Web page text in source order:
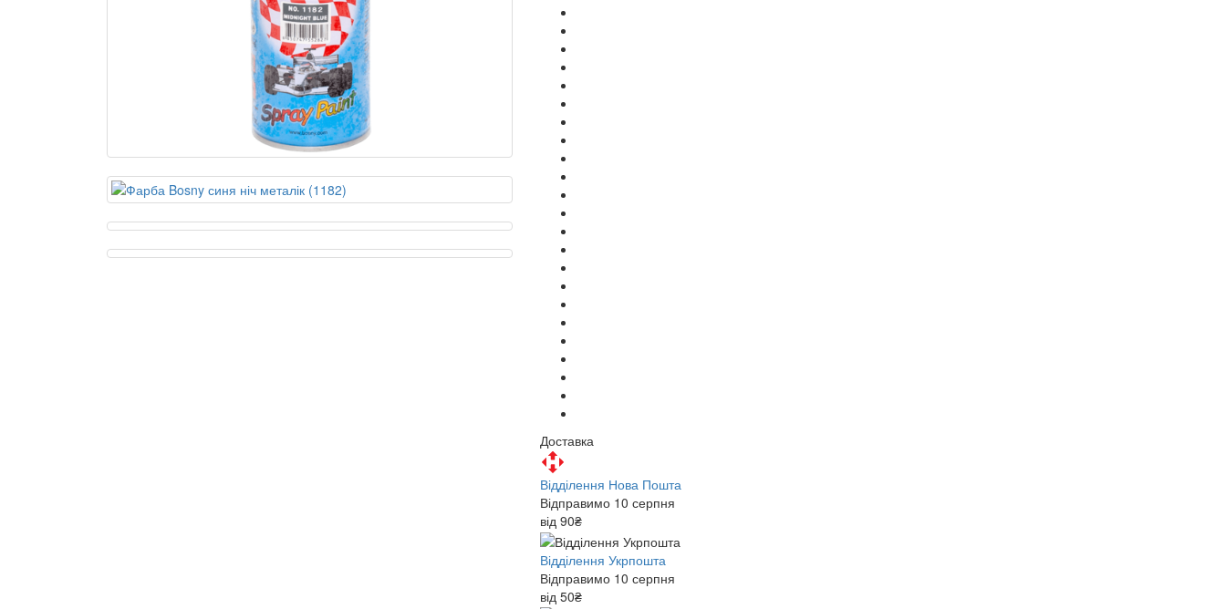
Доставка
Відділення Нова Пошта
Відправимо 10 серпня
від 90₴
Відділення Укрпошта
Відправимо 10 серпня
від 50₴